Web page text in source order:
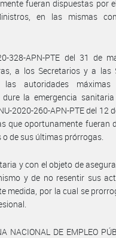
fueran dispuestas por
en las mismas
328-APN-PTE del 31 de
a los Secretarios y a las
autoridades máximas
la emergencia
2020-260-APN-PTE del 12
que oportunamente fueran
de sus últimas prórrogas.
y con el objeto de
y de no resentir sus
medida, por la cual se
DE EMPLEO